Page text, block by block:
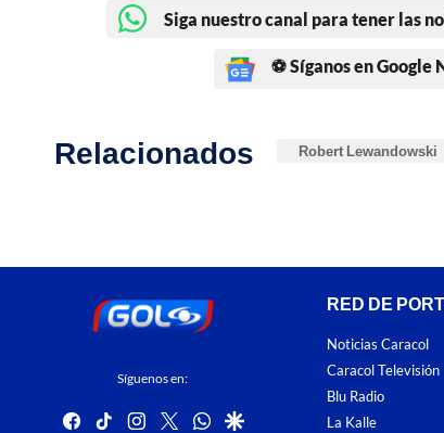
Siga nuestro canal para tener las
⚽ Síganos en
Relacionados Robert Lewandowski
Síguenos en:
facebook
tiktokinstagram
twitterwhatsapp
google
RED DE
Noticias Caracol
Caracol Televisión
Blu Radio
La Kalle